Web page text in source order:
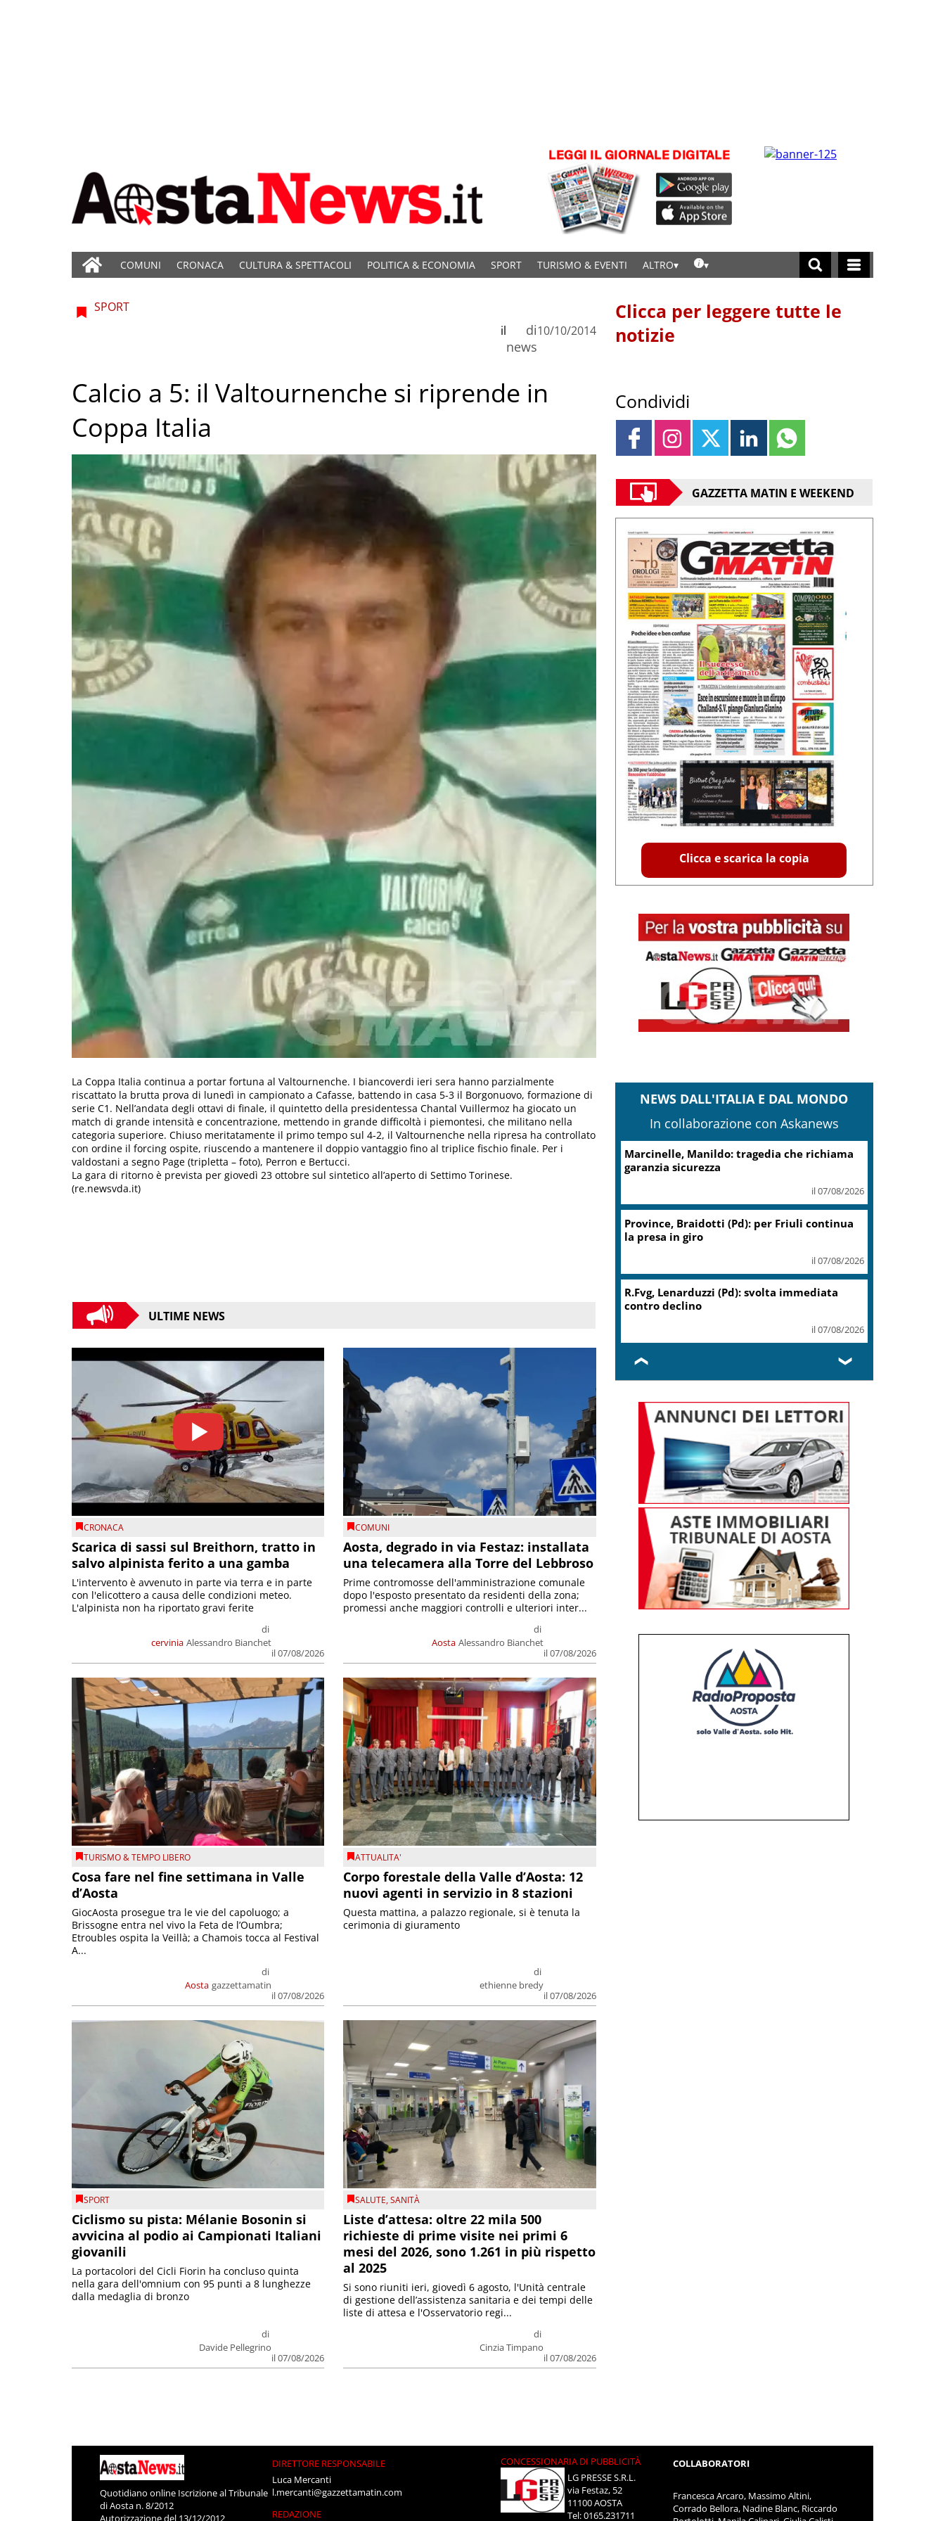
COMUNI CRONACA CULTURA & SPETTACOLI POLITICA & ECONOMIA SPORT TURISMO & EVENTI ALTRO
SPORT
di
news
il 10/10/2014
Calcio a 5: il Valtournenche si riprende in
Coppa Italia
La Coppa Italia continua a portar fortuna al Valtournenche. I biancoverdi ieri sera hanno parzialmente
riscattato la brutta prova di lunedì in campionato a Cafasse, battendo in casa 5-3 il Borgonuovo, formazione di
serie C1. Nell’andata degli ottavi di finale, il quintetto della presidentessa Chantal Vuillermoz ha giocato un
match di grande intensità e concentrazione, mettendo in grande difficoltà i piemontesi, che militano nella
categoria superiore. Chiuso meritatamente il primo tempo sul 4-2, il Valtournenche nella ripresa ha controllato
con ordine il forcing ospite, riuscendo a mantenere il doppio vantaggio fino al triplice fischio finale. Per i
valdostani a segno Page (tripletta – foto), Perron e Bertucci.
La gara di ritorno è prevista per giovedì 23 ottobre sul sintetico all’aperto di Settimo Torinese.
(re.newsvda.it)
ULTIME NEWS
CRONACA
Scarica di sassi sul Breithorn, tratto in
salvo alpinista ferito a una gamba
cervinia
di
Alessandro Bianchet
il 07/08/2026
L'intervento è avvenuto in parte via terra e in parte
con l'elicottero a causa delle condizioni meteo.
L'alpinista non ha riportato gravi ferite
COMUNI
Aosta, degrado in via Festaz: installata
una telecamera alla Torre del Lebbroso
Aosta
di
Alessandro Bianchet
il 07/08/2026
Prime contromosse dell'amministrazione comunale
dopo l'esposto presentato da residenti della zona;
promessi anche maggiori controlli e ulteriori inter...
TURISMO & TEMPO LIBERO
Cosa fare nel fine settimana in Valle
d’Aosta
Aosta
di
gazzettamatin
il 07/08/2026
GiocAosta prosegue tra le vie del capoluogo; a
Brissogne entra nel vivo la Feta de l’Oumbra;
Etroubles ospita la Veillà; a Chamois tocca al Festival
A...
ATTUALITA'
Corpo forestale della Valle d’Aosta: 12
nuovi agenti in servizio in 8 stazioni
di
ethienne bredy
il 07/08/2026
Questa mattina, a palazzo regionale, si è tenuta la
cerimonia di giuramento
SPORT
Ciclismo su pista: Mélanie Bosonin si
avvicina al podio ai Campionati Italiani
giovanili
di
Davide Pellegrino
il 07/08/2026
La portacolori del Cicli Fiorin ha concluso quinta
nella gara dell'omnium con 95 punti a 8 lunghezze
dalla medaglia di bronzo
SALUTE,SANITÀ
Liste d’attesa: oltre 22 mila 500
richieste di prime visite nei primi 6
mesi del 2026, sono 1.261 in più rispetto
al 2025
di
Cinzia Timpano
il 07/08/2026
Si sono riuniti ieri, giovedì 6 agosto, l'Unità centrale
di gestione dell’assistenza sanitaria e dei tempi delle
liste di attesa e l'Osservatorio regi...
Clicca per leggere tutte le
notizie
Condividi
GAZZETTA MATIN E WEEKEND
Clicca e scarica la copia
NEWS DALL'ITALIA E DAL MONDO
In collaborazione con Askanews
Marcinelle, Manildo: tragedia che richiama
garanzia sicurezza
il 07/08/2026
Province, Braidotti (Pd): per Friuli continua
la presa in giro
il 07/08/2026
R.Fvg, Lenarduzzi (Pd): svolta immediata
contro declino
il 07/08/2026
❮ ❯
Quotidiano online Iscrizione al Tribunale
di Aosta n. 8/2012
Autorizzazione del 13/12/2012
DIRETTORE RESPONSABILE
Luca Mercanti
l.mercanti@gazzettamatin.com
REDAZIONE
CONCESSIONARIA DI PUBBLICITÀ
LG PRESSE S.R.L.
via Festaz, 52
11100 AOSTA
Tel: 0165.231711
COLLABORATORI
Francesca Arcaro, Massimo Altini,
Corrado Bellora, Nadine Blanc, Riccardo